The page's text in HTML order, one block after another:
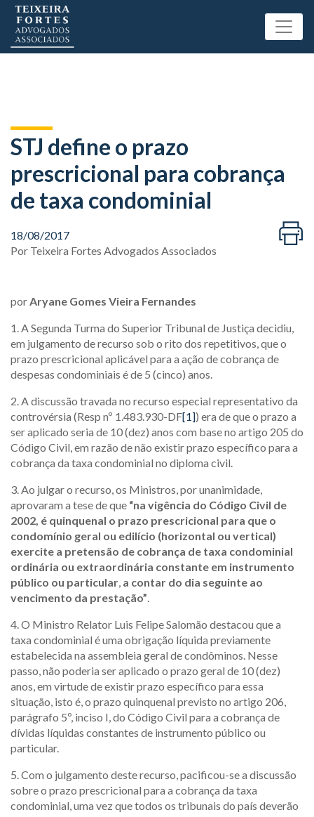
STJ define o prazo
prescricional para cobrança
de taxa condominial
18/08/2017
Por Teixeira Fortes Advogados Associados
porAryane Gomes Vieira Fernandes
1. A Segunda Turma do Superior Tribunal de Justiça decidiu,
em julgamento de recurso sob o rito dos repetitivos, que o
prazo prescricional aplicável para a ação de cobrança de
despesas condominiais é de 5 (cinco) anos.
2. A discussão travada no recurso especial representativo da
controvérsia (Resp nº 1.483.930-DF[1]) era de que o prazo a
ser aplicado seria de 10 (dez) anos com base no artigo 205 do
Código Civil, em razão de não existir prazo específico para a
cobrança da taxa condominial no diploma civil.
3. Ao julgar o recurso, os Ministros, por unanimidade,
aprovaram a tese de que “na vigência do Código Civil de
2002, é quinquenal o prazo prescricional para que o
condomínio geral ou edilício (horizontal ou vertical)
exercite a pretensão de cobrança de taxa condominial
ordinária ou extraordinária constante em instrumento
público ou particular, a contar do dia seguinte ao
vencimento da prestação”.
4. O Ministro Relator Luis Felipe Salomão destacou que a
taxa condominial é uma obrigação líquida previamente
estabelecida na assembleia geral de condôminos. Nesse
passo, não poderia ser aplicado o prazo geral de 10 (dez)
anos, em virtude de existir prazo específico para essa
situação, isto é, o prazo quinquenal previsto no artigo 206,
parágrafo 5º, inciso I, do Código Civil para a cobrança de
dívidas líquidas constantes de instrumento público ou
particular.
5. Com o julgamento deste recurso, pacificou-se a discussão
sobre o prazo prescricional para a cobrança da taxa
condominial, uma vez que todos os tribunais do país deverão